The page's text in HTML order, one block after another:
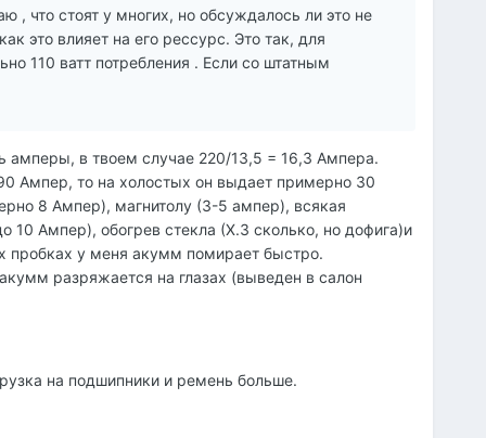
, что стоят у многих, но обсуждалось ли это не
это влияет на его рессурс. Это так, для
110 ватт потребления . Если со штатным
амперы, в твоем случае 220/13,5 = 16,3 Ампера.
Ампер, то на холостых он выдает примерно 30
8 Ампер), магнитолу (3-5 ампер), всякая
Ампер), обогрев стекла (Х.З сколько, но дофига)и
пробках у меня акумм помирает быстро.
разряжается на глазах (выведен в салон
на подшипники и ремень больше.